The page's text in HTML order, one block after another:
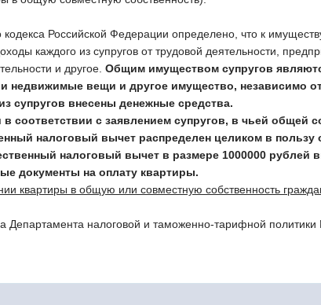
Российской Федерации определено, что к
каждого из супругов от трудовой деятельности,
и другое.Общим имуществом супругов
недвижимые вещи и другое имущество, независимо
супругов внесены денежные средства.
соответствии с заявлением супругов, в чьей общей
налоговый вычет распределен целиком в пользу
налоговый вычет в размере 1000000 рублей
документы на оплату квартиры.
квартиры в общую или совместную собственность
Департамента налоговой и таможенно-тарифной